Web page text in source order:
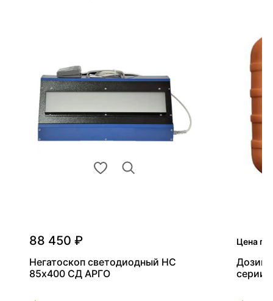
88 450 ₽
Негатоскоп светодиодный НС
85х400 СД АРГО
Цена по
серии